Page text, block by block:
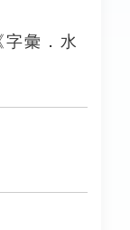
彙．水